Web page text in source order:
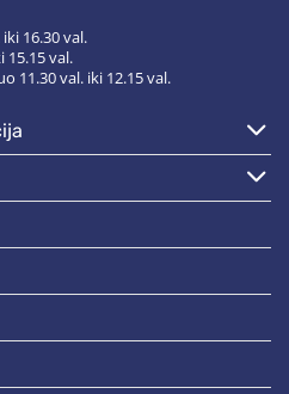
16.30 val.
15.15 val.
11.30 val. iki 12.15 val.